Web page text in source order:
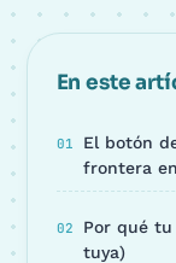
En este
El botón
frontera
Por qué
tuya)